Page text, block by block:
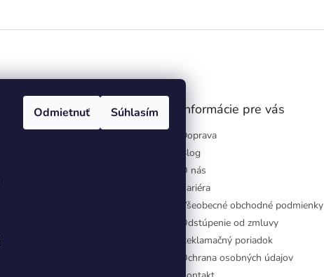
Odmietnuť Súhlasím Informácie pre vás
Doprava
Blog
O nás
Kariéra
Všeobecné obchodné podmienky
Odstúpenie od zmluvy
Reklamačný poriadok
Ochrana osobných údajov